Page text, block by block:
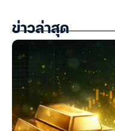
ข่าวล่าสุด